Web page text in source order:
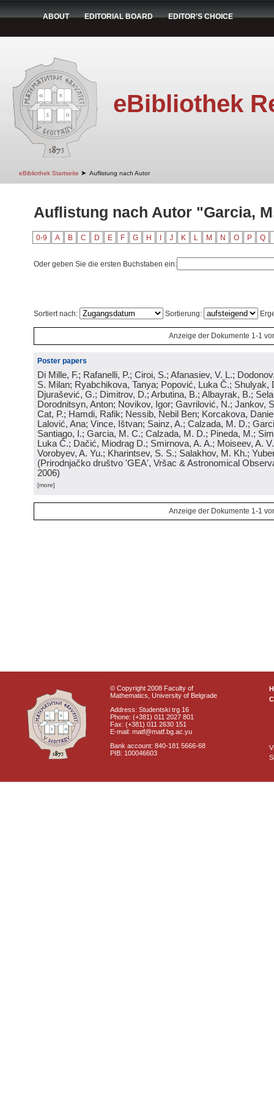
ABOUT EDITORIAL BOARD EDITOR'S CHOICE
eBibliothek
eBibliothek Startseite ➤ Auflistung nach Autor
Auflistung nach Autor "Garcia,
0-9 A B C D E F G H J K L M N O P Q
Oder geben Sie die ersten Buchstaben ein:
Sortiert nach: Sortierung:
Anzeige der Dokumente 1-1
Poster papers
Di Mille, F.; Rafanelli, P.; Ciroi, S.; Afanasiev, V. L.;
S. Milan; Ryabchikova, Tanya; Popović, Luka Č.; Shulyak,
Djurašević, G.; Dimitrov, D.; Arbutina, B.; Albayrak, B.;
Dorodnitsyn, Anton; Novikov, Igor; Gavrilović, N.; Jankov,
Cat, P.; Hamdi, Rafik; Nessib, Nebil Ben; Korcakova,
Lalović, Ana; Vince, Ištvan; Sainz, A.; Calzada, M. D.;
Santiago, I.; Garcia, M. C.; Calzada, M. D.; Pineda, M.;
Luka Č.; Dačić, Miodrag D.; Smirnova, A. A.; Moiseev, A.
Vorobyev, A. Yu.; Kharintsev, S. S.; Salakhov, M. Kh.;
(Prirodnjačko društvo 'GEA', Vršac & Astronomical
2006)
[more]
Anzeige der Dokumente 1-1
© Copyright 2008 Faculty of
Mathematics, University of Belgrade
Address: Studentski trg 16
Phone: (+381) 011 2027 801
Fax: (+381) 011 2630 151
E-mail: matf@matf.bg.ac.yu
Bank account: 840-181 5666-68
PIB: 100046603